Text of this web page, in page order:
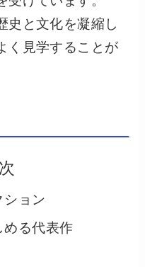
史と文化を凝縮し
く見学することが
ション
める代表作